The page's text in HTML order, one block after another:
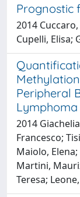
Prognostic
2014
Cupelli, Elisa;
Peripheral
2014
Francesco;
Maiolo,
Martini,
Teresa;